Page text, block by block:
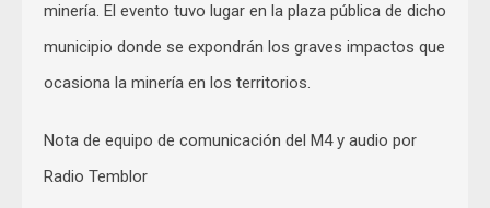
minería. El evento tuvo lugar en la plaza pública de dicho
municipio donde se expondrán los graves impactos que
ocasiona la minería en los territorios.
Nota de equipo de comunicación del M4 y audio por
Radio Temblor